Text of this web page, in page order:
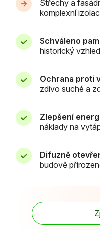
Střechy a
komplexní
Schváleno
historický
Ochrana proti
zdivo suché a
Zlepšení
náklady na
Difuzně
budově